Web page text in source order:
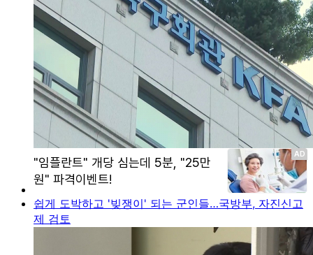
쉽게 도박하고 '빚쟁이' 되는 군인들…국방부, 자진신고
제 검토